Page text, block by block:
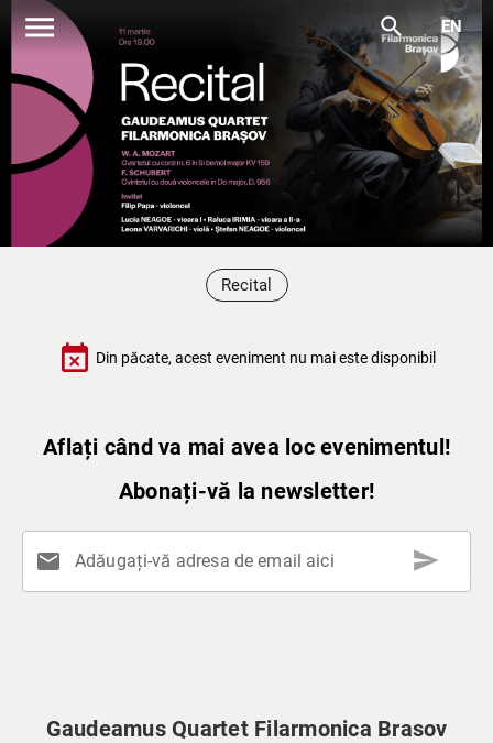
menu search EN
Recital
event_busy Din păcate, acest eveniment nu mai este disponibil
Aflați când va mai avea loc evenimentul!
Abonați-vă la newsletter!
mail Adăugați-vă adresa de email aici send
Gaudeamus Quartet Filarmonica Brasov